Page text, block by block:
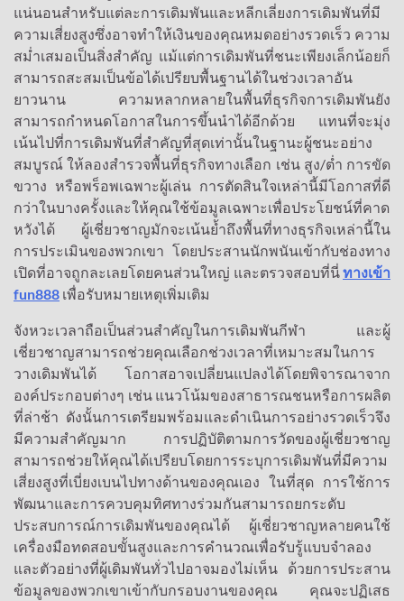
แน่นอนสำหรับแต่ละการเดิมพันและหลีกเลี่ยงการเดิมพันที่มี
ความเสี่ยงสูงซึ่งอาจทำให้เงินของคุณหมดอย่างรวดเร็ว ความ
สม่ำเสมอเป็นสิ่งสำคัญ แม้แต่การเดิมพันที่ชนะเพียงเล็กน้อยก็
สามารถสะสมเป็นข้อได้เปรียบพื้นฐานได้ในช่วงเวลาอัน
ยาวนาน ความหลากหลายในพื้นที่ธุรกิจการเดิมพันยัง
สามารถกำหนดโอกาสในการขึ้นนำได้อีกด้วย แทนที่จะมุ่ง
เน้นไปที่การเดิมพันที่สำคัญที่สุดเท่านั้นในฐานะผู้ชนะอย่าง
สมบูรณ์ ให้ลองสำรวจพื้นที่ธุรกิจทางเลือก เช่น สูง/ต่ำ การขัด
ขวาง หรือพร็อพเฉพาะผู้เล่น การตัดสินใจเหล่านี้มีโอกาสที่ดี
กว่าในบางครั้งและให้คุณใช้ข้อมูลเฉพาะเพื่อประโยชน์ที่คาด
หวังได้ ผู้เชี่ยวชาญมักจะเน้นย้ำถึงพื้นที่ทางธุรกิจเหล่านี้ใน
การประเมินของพวกเขา โดยประสานนักพนันเข้ากับช่องทาง
เปิดที่อาจถูกละเลยโดยคนส่วนใหญ่ และตรวจสอบที่นี่ทางเข้า
fun888 เพื่อรับหมายเหตุเพิ่มเติม
จังหวะเวลาถือเป็นส่วนสำคัญในการเดิมพันกีฬา และผู้
เชี่ยวชาญสามารถช่วยคุณเลือกช่วงเวลาที่เหมาะสมในการ
วางเดิมพันได้ โอกาสอาจเปลี่ยนแปลงได้โดยพิจารณาจาก
องค์ประกอบต่างๆ เช่น แนวโน้มของสาธารณชนหรือการผลิต
ที่ล่าช้า ดังนั้นการเตรียมพร้อมและดำเนินการอย่างรวดเร็วจึง
มีความสำคัญมาก การปฏิบัติตามการวัดของผู้เชี่ยวชาญ
สามารถช่วยให้คุณได้เปรียบโดยการระบุการเดิมพันที่มีความ
เสี่ยงสูงที่เบี่ยงเบนไปทางด้านของคุณเอง ในที่สุด การใช้การ
พัฒนาและการควบคุมทิศทางร่วมกันสามารถยกระดับ
ประสบการณ์การเดิมพันของคุณได้ ผู้เชี่ยวชาญหลายคนใช้
เครื่องมือทดสอบขั้นสูงและการคำนวณเพื่อรับรู้แบบจำลอง
และตัวอย่างที่ผู้เดิมพันทั่วไปอาจมองไม่เห็น ด้วยการประสาน
ข้อมูลของพวกเขาเข้ากับกรอบงานของคุณ คุณจะปฏิเสธ